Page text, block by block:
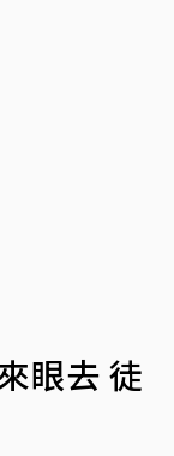
眼去 徒